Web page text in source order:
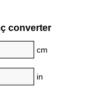
converter
cm
in